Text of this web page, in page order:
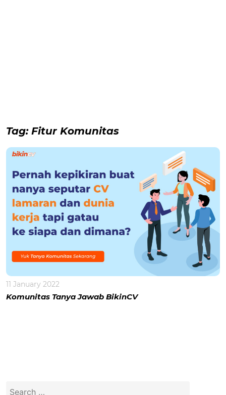
Tag: Fitur Komunitas
11 January 2022
Komunitas Tanya Jawab BikinCV
Search